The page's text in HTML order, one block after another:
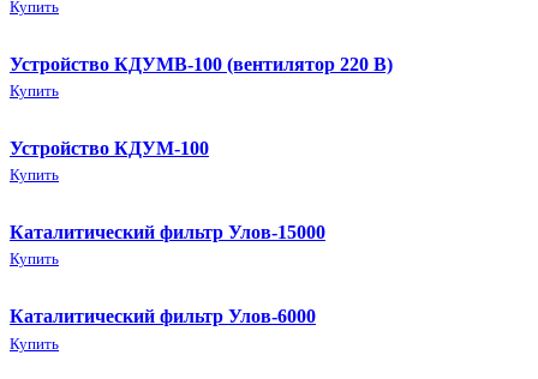
Купить
Устройство КДУМВ-100 (вентилятор 220 В)
Купить
Устройство КДУМ-100
Купить
Каталитический фильтр Улов-15000
Купить
Каталитический фильтр Улов-6000
Купить